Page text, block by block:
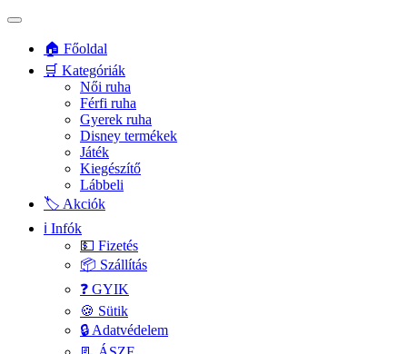
🏠 Főoldal
🛒 Kategóriák
Női ruha
Férfi ruha
Gyerek ruha
Disney termékek
Játék
Kiegészítő
Lábbeli
🏷️ Akciók
ℹ️ Infók
💵 Fizetés
📦 Szállítás
❓ GYIK
🍪 Sütik
🔒 Adatvédelem